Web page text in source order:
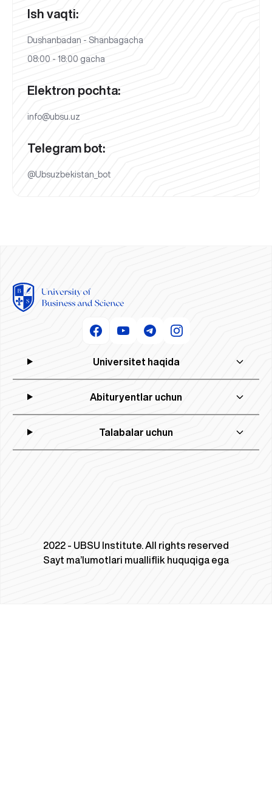
Ish vaqti:
Dushanbadan - Shanbagacha
08:00 - 18:00 gacha
Elektron pochta:
info@ubsu.uz
Telegram bot:
@Ubsuzbekistan_bot
Universitet haqida
Abituryentlar uchun
Talabalar uchun
2022 - UBSU Institute. All rights reserved
Sayt ma’lumotlari mualliflik huquqiga ega